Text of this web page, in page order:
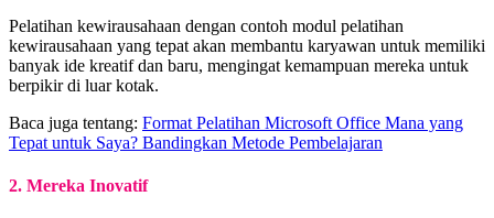
Pelatihan kewirausahaan dengan contoh modul pelatihan
kewirausahaan yang tepat akan membantu karyawan untuk memiliki
banyak ide kreatif dan baru, mengingat kemampuan mereka untuk
berpikir di luar kotak.
Baca juga tentang: Format Pelatihan Microsoft Office Mana yang
Tepat untuk Saya? Bandingkan Metode Pembelajaran
2. Mereka Inovatif